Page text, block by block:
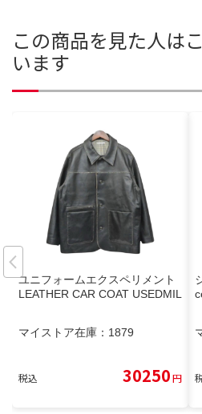
この商品を見た人は
います
ユニフォームエクスペリメント
LEATHER CAR COAT USEDMIL
マイストア在庫： 1879
税込 30250円